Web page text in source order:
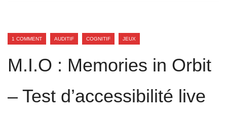
1 COMMENT AUDITIF COGNITIF JEUX
M.I.O : Memories in Orbit
– Test d’accessibilité live